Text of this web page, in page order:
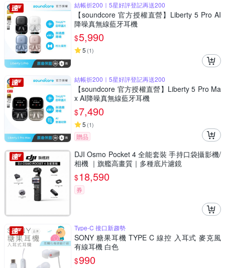
結帳折200｜5星好評登記再送200
【soundcore 官方授權直營】Liberty 5 Pro AI
降噪真無線藍牙耳機
$5,990
5 (1)
結帳折200｜5星好評登記再送200
【soundcore 官方授權直營】Liberty 5 Pro Ma
x AI降噪真無線藍牙耳機
$7,490
5 (1)
贈品
DJI Osmo Pocket 4 全能套裝 手持口袋攝影機/
相機 ｜旗艦高畫質｜多種底片濾鏡
$18,590
券
Type-C 接口新趨勢
SONY 糖果耳機 TYPE C 線控 入耳式 麥克風
有線耳機 白色
$990